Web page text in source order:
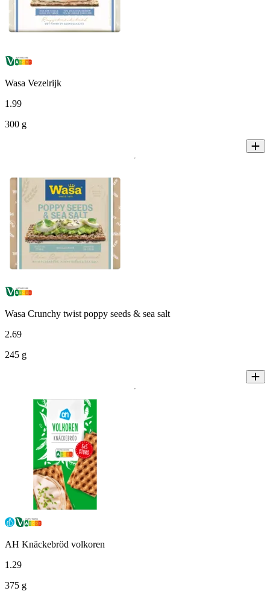
Wasa Vezelrijk
1 .99
300 g
Wasa Crunchy twist poppy seeds & sea salt
2.69
245 g
AH Knäckebröd volkoren
1 .29
375 g